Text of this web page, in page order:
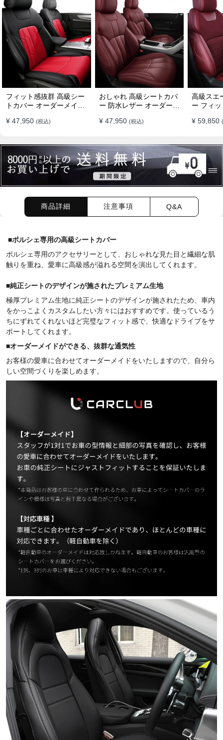
フィット感抜群 高級シー
トカバー オーダーメイド
全席セット
¥ 47,950 (税込)
おしゃれ 高級シートカバ
ー 防水レザー オーダーメ
全席セット
¥ 47,950 (税込)
高級スエ
ー フィ
全席セッ
¥ 59,850
商品詳細 注意事項 Q&A
■ポルシェ専用の高級シートカバー
ポルシェ専用のアクセサリーとして、おしゃれな見た目と繊細な肌
触りを重ね、愛車に高級感が溢れる空間を演出してくれます。
■純正シートのデザインが施されたプレミアム生地
極厚プレミアム生地に純正シートのデザインが施されたため、車内
をかっこよくカスタムしたい方々にはおすすめです。使っているう
ちにずれてくれないほど完璧なフィット感で、快適なドライブをサ
ポートしてくれます。
■オーダーメイドができる、抜群な通気性
お客様の愛車に合わせてオーダーメイドをいたしますので、自分ら
しい空間づくりを楽しめます。